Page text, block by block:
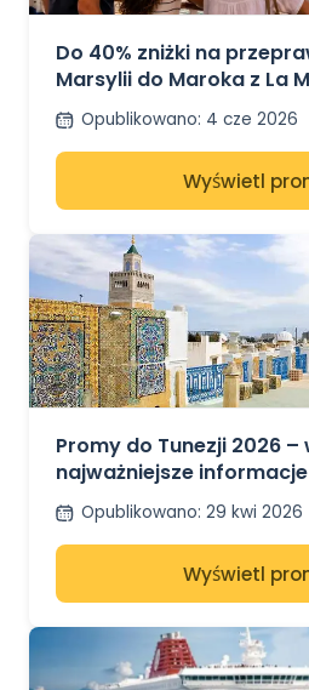
Do 40% zniżki na
Marsylii do Maroka z La
Opublikowano: 4 cze 2026
Wyświetl
Promy do Tunezji 2026
najważniejsze
cenowe
Opublikowano: 29 kwi 2026
Wyświetl